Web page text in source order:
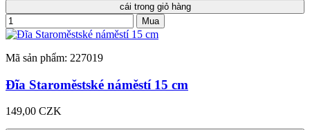
cái trong giỏ hàng
Mua
Mã sản phẩm: 227019
Đĩa Staroměstské náměstí 15 cm
149,00 CZK